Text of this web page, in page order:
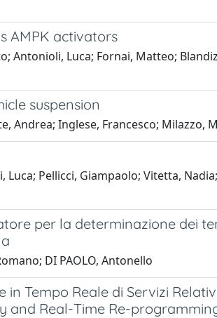
AMPK activators
Antonioli, Luca; Fornai, Matteo;
suspension
Andrea; Inglese, Francesco; Milazzo,
Pellicci, Giampaolo; Vitetta,
per la determinazione dei
DI PAOLO, Antonello
Tempo Reale di Servizi
and Real-Time Re-